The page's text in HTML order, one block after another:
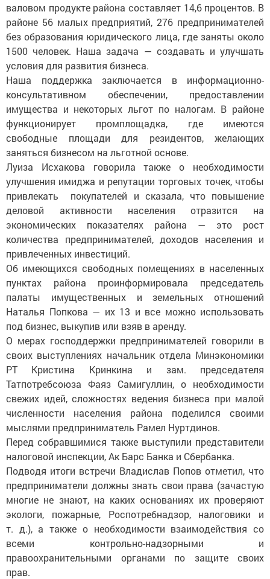
валовом продукте района составляет 14,6 процентов. В
районе 56 малых предприятий, 276 предпринимателей
без образования юридического лица, где заняты около
1500 человек. Наша задача — создавать и улучшать
условия для развития бизнеса.
Наша поддержка заключается в информационно-
консультативном обеспечении, предоставлении
имущества и некоторых льгот по налогам. В районе
функционирует промплощадка, где имеются
свободные площади для резидентов, желающих
заняться бизнесом на льготной основе.
Луиза Исхакова говорила также о необходимости
улучшения имиджа и репутации торговых точек, чтобы
привлекать покупателей и сказала, что повышение
деловой активности населения отразится на
экономических показателях района — это рост
количества предпринимателей, доходов населения и
привлеченных инвестиций.
Об имеющихся свободных помещениях в населенных
пунктах района проинформировала председатель
палаты имущественных и земельных отношений
Наталья Попкова — их 13 и все можно использовать
под бизнес, выкупив или взяв в аренду.
О мерах господдержки предпринимателей говорили в
своих выступлениях начальник отдела Минэкономики
РТ Кристина Кринкина и зам. председателя
Татпотребсоюза Фаяз Самигуллин, о необходимости
свежих идей, сложностях ведения бизнеса при малой
численности населения района поделился своими
мыслями предприниматель Рамел Нуртдинов.
Перед собравшимися также выступили представители
налоговой инспекции, Ак Барс Банка и Сбербанка.
Подводя итоги встречи Владислав Попов отметил, что
предприниматели должны знать свои права (зачастую
многие не знают, на каких основаниях их проверяют
экологи, пожарные, Роспотребнадзор, налоговики и
т. д.), а также о необходимости взаимодействия со
всеми контрольно-надзорными и
правоохранительными органами по защите своих
прав.